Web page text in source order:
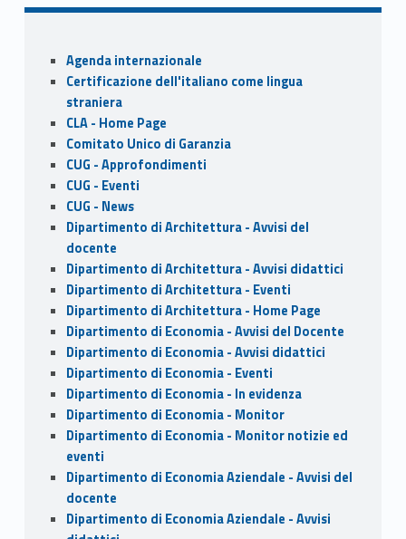
b
o
o
k
d
o
n
l e
Sidebar
Agenda internazionale
Certificazione dell'italiano come lingua
straniera
CLA - Home Page
Comitato Unico di Garanzia
CUG - Approfondimenti
CUG - Eventi
CUG - News
Dipartimento di Architettura - Avvisi del
docente
Dipartimento di Architettura - Avvisi didattici
Dipartimento di Architettura - Eventi
Dipartimento di Architettura - Home Page
Dipartimento di Economia - Avvisi del Docente
Dipartimento di Economia - Avvisi didattici
Dipartimento di Economia - Eventi
Dipartimento di Economia - In evidenza
Dipartimento di Economia - Monitor
Dipartimento di Economia - Monitor notizie ed
eventi
Dipartimento di Economia Aziendale - Avvisi del
docente
Dipartimento di Economia Aziendale - Avvisi